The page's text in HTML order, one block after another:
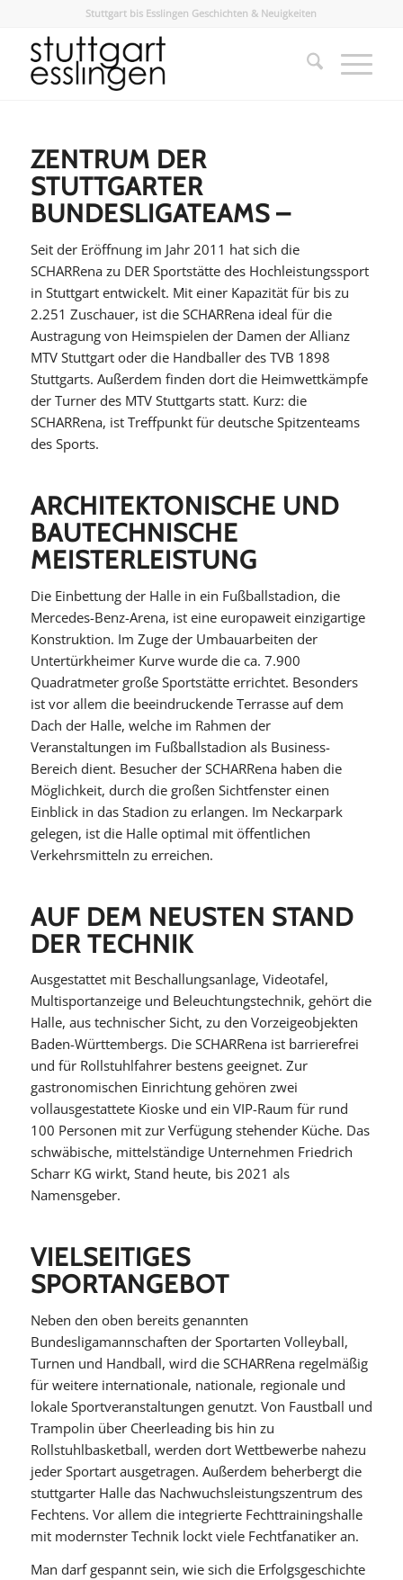
Stuttgart bis Esslingen Geschichten & Neuigkeiten
ZENTRUM DER
STUTTGARTER
BUNDESLIGATEAMS –
Seit der Eröffnung im Jahr 2011 hat sich die
SCHARRena zu DER Sportstätte des Hochleistungssport
in Stuttgart entwickelt. Mit einer Kapazität für bis zu
2.251 Zuschauer, ist die SCHARRena ideal für die
Austragung von Heimspielen der Damen der Allianz
MTV Stuttgart oder die Handballer des TVB 1898
Stuttgarts. Außerdem finden dort die Heimwettkämpfe
der Turner des MTV Stuttgarts statt. Kurz: die
SCHARRena, ist Treffpunkt für deutsche Spitzenteams
des Sports.
ARCHITEKTONISCHE UND
BAUTECHNISCHE
MEISTERLEISTUNG
Die Einbettung der Halle in ein Fußballstadion, die
Mercedes-Benz-Arena, ist eine europaweit einzigartige
Konstruktion. Im Zuge der Umbauarbeiten der
Untertürkheimer Kurve wurde die ca. 7.900
Quadratmeter große Sportstätte errichtet. Besonders
ist vor allem die beeindruckende Terrasse auf dem
Dach der Halle, welche im Rahmen der
Veranstaltungen im Fußballstadion als Business-
Bereich dient. Besucher der SCHARRena haben die
Möglichkeit, durch die großen Sichtfenster einen
Einblick in das Stadion zu erlangen. Im Neckarpark
gelegen, ist die Halle optimal mit öffentlichen
Verkehrsmitteln zu erreichen.
AUF DEM NEUSTEN STAND
DER TECHNIK
Ausgestattet mit Beschallungsanlage, Videotafel,
Multisportanzeige und Beleuchtungstechnik, gehört die
Halle, aus technischer Sicht, zu den Vorzeigeobjekten
Baden-Württembergs. Die SCHARRena ist barrierefrei
und für Rollstuhlfahrer bestens geeignet. Zur
gastronomischen Einrichtung gehören zwei
vollausgestattete Kioske und ein VIP-Raum für rund
100 Personen mit zur Verfügung stehender Küche. Das
schwäbische, mittelständige Unternehmen Friedrich
Scharr KG wirkt, Stand heute, bis 2021 als
Namensgeber.
VIELSEITIGES
SPORTANGEBOT
Neben den oben bereits genannten
Bundesligamannschaften der Sportarten Volleyball,
Turnen und Handball, wird die SCHARRena regelmäßig
für weitere internationale, nationale, regionale und
lokale Sportveranstaltungen genutzt. Von Faustball und
Trampolin über Cheerleading bis hin zu
Rollstuhlbasketball, werden dort Wettbewerbe nahezu
jeder Sportart ausgetragen. Außerdem beherbergt die
stuttgarter Halle das Nachwuchsleistungszentrum des
Fechtens. Vor allem die integrierte Fechttrainingshalle
mit modernster Technik lockt viele Fechtfanatiker an.
Man darf gespannt sein, wie sich die Erfolgsgeschichte